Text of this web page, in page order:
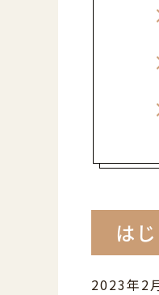
は
2023年2